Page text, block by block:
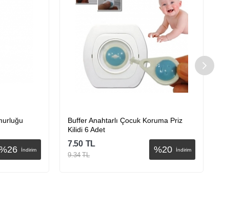
26 İndirim
Buffer Anahtarlı Çocuk Koruma Priz
Kilidi 6 Adet
%20 İndirim
7.50 TL
9.34 TL